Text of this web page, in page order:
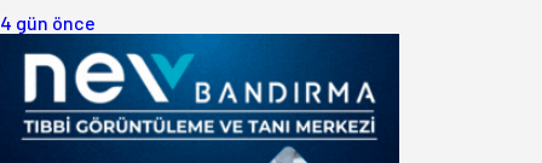
4 gün önce